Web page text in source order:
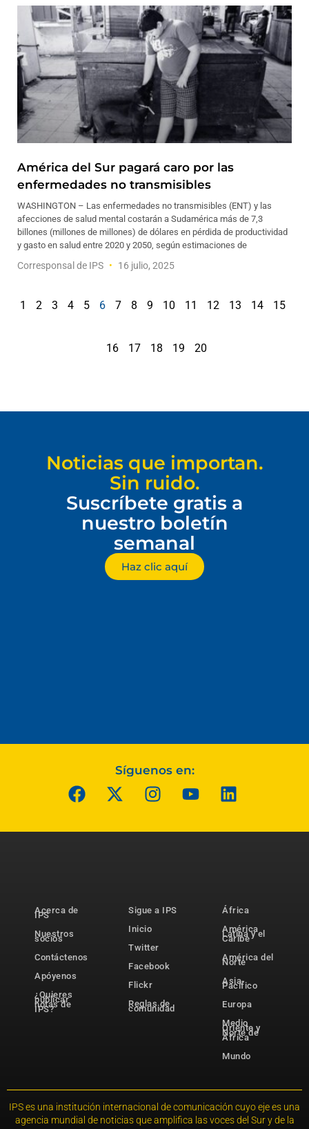
América del Sur pagará caro por las
enfermedades no transmisibles
WASHINGTON – Las enfermedades no transmisibles (ENT) y las
afecciones de salud mental costarán a Sudamérica más de 7,3
billones (millones de millones) de dólares en pérdida de productividad
y gasto en salud entre 2020 y 2050, según estimaciones de
Corresponsal de IPS 16 julio, 2025
1 2 3 4 5 6 7 8 9 10 11 12 13 14 15
16 17 18 19 20
Noticias que importan.
Sin ruido.
Suscríbete gratis a
nuestro boletín
semanal
Haz clic aquí
Síguenos en:
Acerca de
IPS
Nuestros
socios
Contáctenos
Apóyenos
¿Quieres
publicar
notas de
IPS?
Sigue a IPS
Inicio
Twitter
Facebook
Flickr
Reglas de
comunidad
África
América
Latina y el
Caribe
América del
Norte
Asia-
Pacífico
Europa
Medio
Oriente y
Norte de
África
Mundo
IPS es una institución internacional de comunicación cuyo eje es una
agencia mundial de noticias que amplifica las voces del Sur y de la